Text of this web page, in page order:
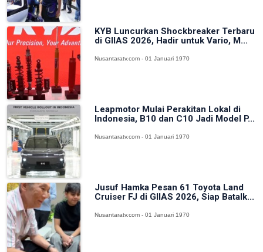
KYB Luncurkan Shockbreaker Terbaru
di GIIAS 2026, Hadir untuk Vario, M...
Nusantaratv.com - 01 Januari 1970
Leapmotor Mulai Perakitan Lokal di
Indonesia, B10 dan C10 Jadi Model P...
Nusantaratv.com - 01 Januari 1970
Jusuf Hamka Pesan 61 Toyota Land
Cruiser FJ di GIIAS 2026, Siap Batalk...
Nusantaratv.com - 01 Januari 1970